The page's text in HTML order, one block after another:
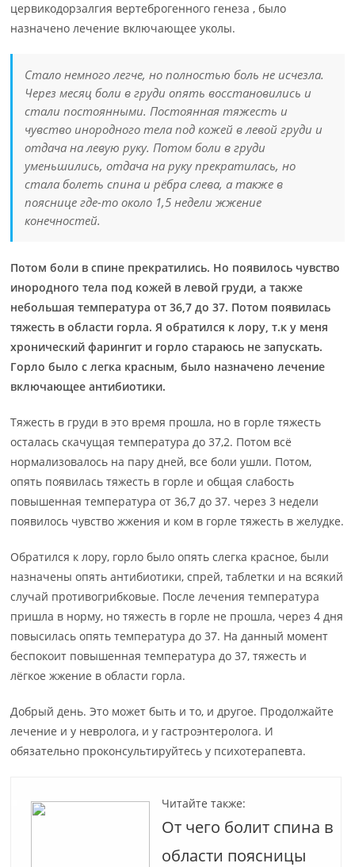
цервикодорзалгия вертеброгенного генеза , было
назначено лечение включающее уколы.
Стало немного легче, но полностью боль не исчезла.
Через месяц боли в груди опять восстановились и
стали постоянными. Постоянная тяжесть и
чувство инородного тела под кожей в левой груди и
отдача на левую руку. Потом боли в груди
уменьшились, отдача на руку прекратилась, но
стала болеть спина и рёбра слева, а также в
пояснице где-то около 1,5 недели жжение
конечностей.
Потом боли в спине прекратились. Но появилось чувство
инородного тела под кожей в левой груди, а также
небольшая температура от 36,7 до 37. Потом появилась
тяжесть в области горла. Я обратился к лору, т.к у меня
хронический фарингит и горло стараюсь не запускать.
Горло было с легка красным, было назначено лечение
включающее антибиотики.
Тяжесть в груди в это время прошла, но в горле тяжесть
осталась скачущая температура до 37,2. Потом всё
нормализовалось на пару дней, все боли ушли. Потом,
опять появилась тяжесть в горле и общая слабость
повышенная температура от 36,7 до 37. через 3 недели
появилось чувство жжения и ком в горле тяжесть в желудке.
Обратился к лору, горло было опять слегка красное, были
назначены опять антибиотики, спрей, таблетки и на всякий
случай противогрибковые. После лечения температура
пришла в норму, но тяжесть в горле не прошла, через 4 дня
повысилась опять температура до 37. На данный момент
беспокоит повышенная температура до 37, тяжесть и
лёгкое жжение в области горла.
Добрый день. Это может быть и то, и другое. Продолжайте
лечение и у невролога, и у гастроэнтеролога. И
обязательно проконсультируйтесь у психотерапевта.
Читайте также:
От чего болит спина в
области поясницы